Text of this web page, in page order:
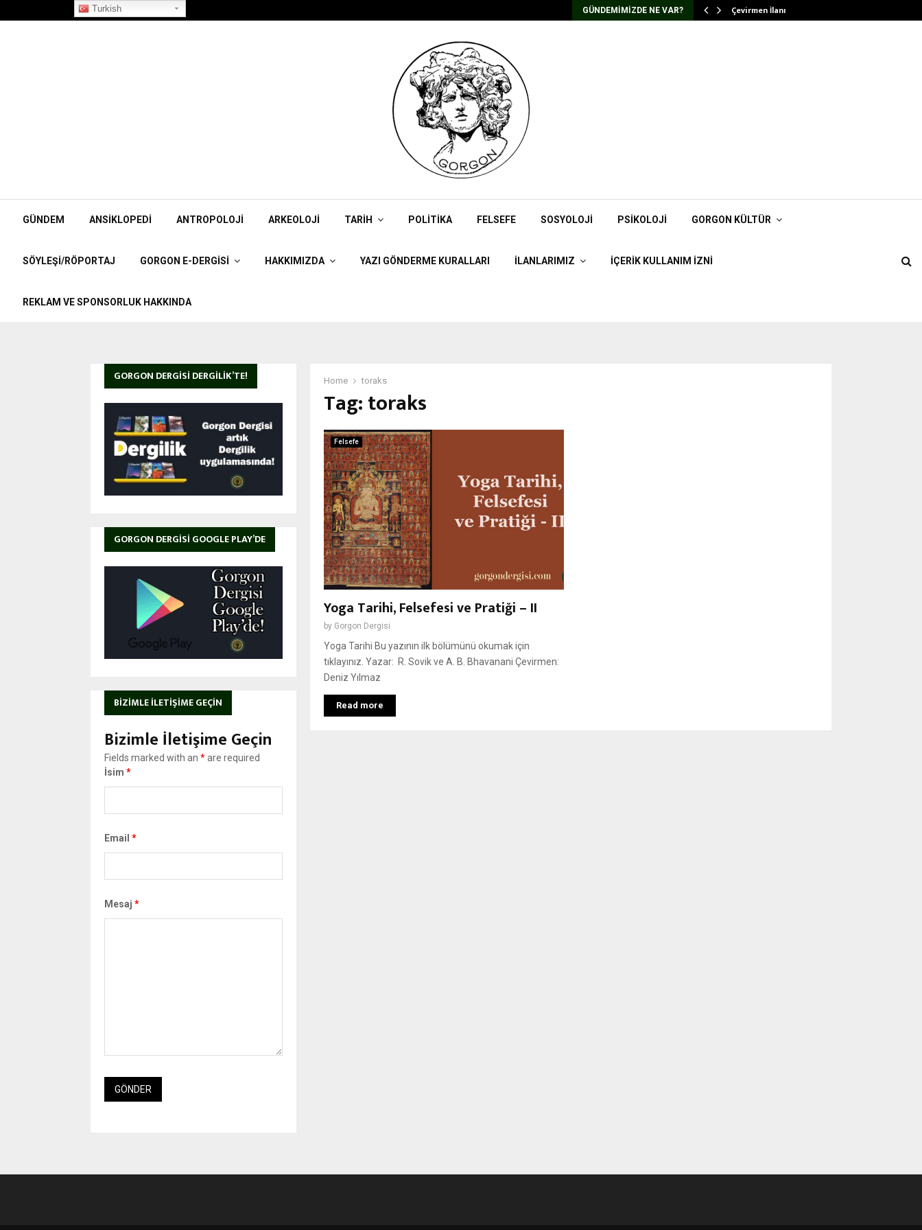
GÜNDEMIMIZDE NE VAR?
”Korpiklaani” Röportajı Çevirmen İlanı
GÜNDEM ANSIKLOPEDI ANTROPOLOJI ARKEOLOJI TARIH POLITIKA FELSEFE SOSYOLOJI PSIKOLOJI GORGON KÜLTÜR
SÖYLEŞI/RÖPORTAJ GORGON E-DERGISI HAKKIMIZDA YAZI GÖNDERME KURALLARI İLANLARIMIZ İÇERIK KULLANIM İZNI
REKLAM VE SPONSORLUK HAKKINDA
Home toraks
Tag:toraks
Felsefe
Yoga Tarihi, Felsefesi ve Pratiği – II
by Gorgon Dergisi
Yoga Tarihi Bu yazının ilk bölümünü okumak için
tıklayınız. Yazar: R. Sovik ve A. B. Bhavanani Çevirmen:
Deniz Yılmaz
Read more
GORGON DERGISI DERGILIK’TE!
GORGON DERGISI GOOGLE PLAY’DE
BIZIMLE İLETIŞIME GEÇIN
Bizimle İletişime Geçin
Fields marked with an *are required
İsim *
Email *
Mesaj *
Turkish